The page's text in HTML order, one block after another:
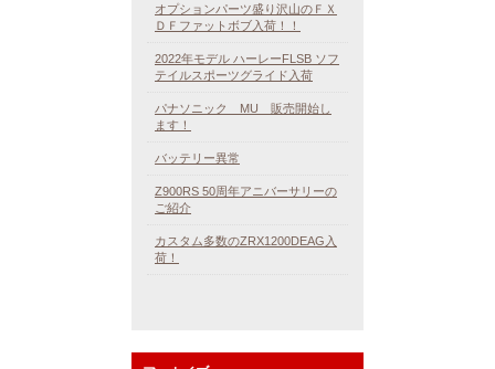
オプションパーツ盛り沢山のＦＸ
ＤＦファットボブ入荷！！
2022年モデル ハーレーFLSB ソフ
テイルスポーツグライド入荷
パナソニック MU 販売開始し
ます！
バッテリー異常
Z900RS 50周年アニバーサリーの
ご紹介
カスタム多数のZRX1200DEAG入
荷！